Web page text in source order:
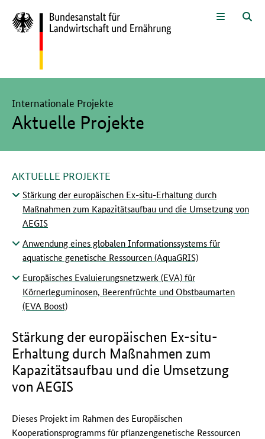
Zur Sprachwahl und Menü
Aktuelle Projekte
Internationale Projekte
AKTUELLE PROJEKTE
Stärkung der europäischen Ex-situ-Erhaltung durch
Maßnahmen zum Kapazitätsaufbau und die Umsetzung von
AEGIS
Anwendung eines globalen Informationssystems für
aquatische genetische Ressourcen (AquaGRIS)
Europäisches Evaluierungsnetzwerk (EVA) für
Körnerleguminosen, Beerenfrüchte und Obstbaumarten
(EVA Boost)
Stärkung der europäischen Ex-situ-
Erhaltung durch Maßnahmen zum
Kapazitätsaufbau und die Umsetzung
von AEGIS
Dieses Projekt im Rahmen des Europäischen
Kooperationsprogramms für pflanzengenetische Ressourcen